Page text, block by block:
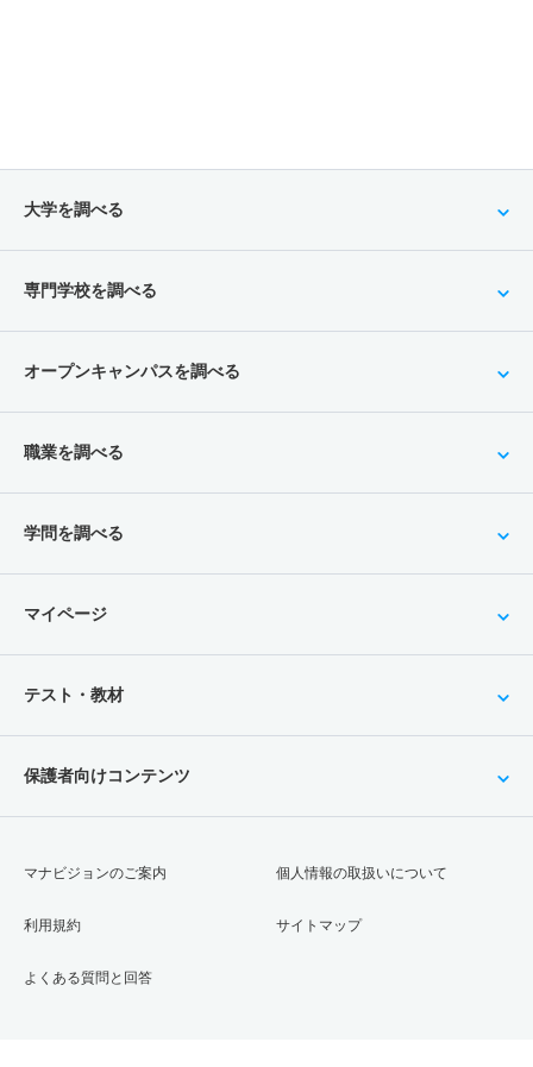
大学を調べる
専門学校を調べる
オープンキャンパスを調べる
職業を調べる
学問を調べる
マイページ
テスト・教材
保護者向けコンテンツ
マナビジョンのご案内
利用規約
よくある質問と回答
個人情報の取扱いについて
サイトマップ